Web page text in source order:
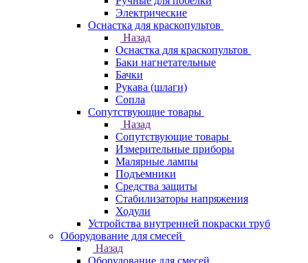
Электрические
Оснастка для краскопультов
Назад
Оснастка для краскопультов
Баки нагнетательные
Бачки
Рукава (шлаги)
Сопла
Сопутствующие товары
Назад
Сопутствующие товары
Измерительные приборы
Малярные лампы
Подъемники
Средства защиты
Стабилизаторы напряжения
Ходули
Устройства внутренней покраски труб
Оборудование для смесей
Назад
Оборудование для смесей